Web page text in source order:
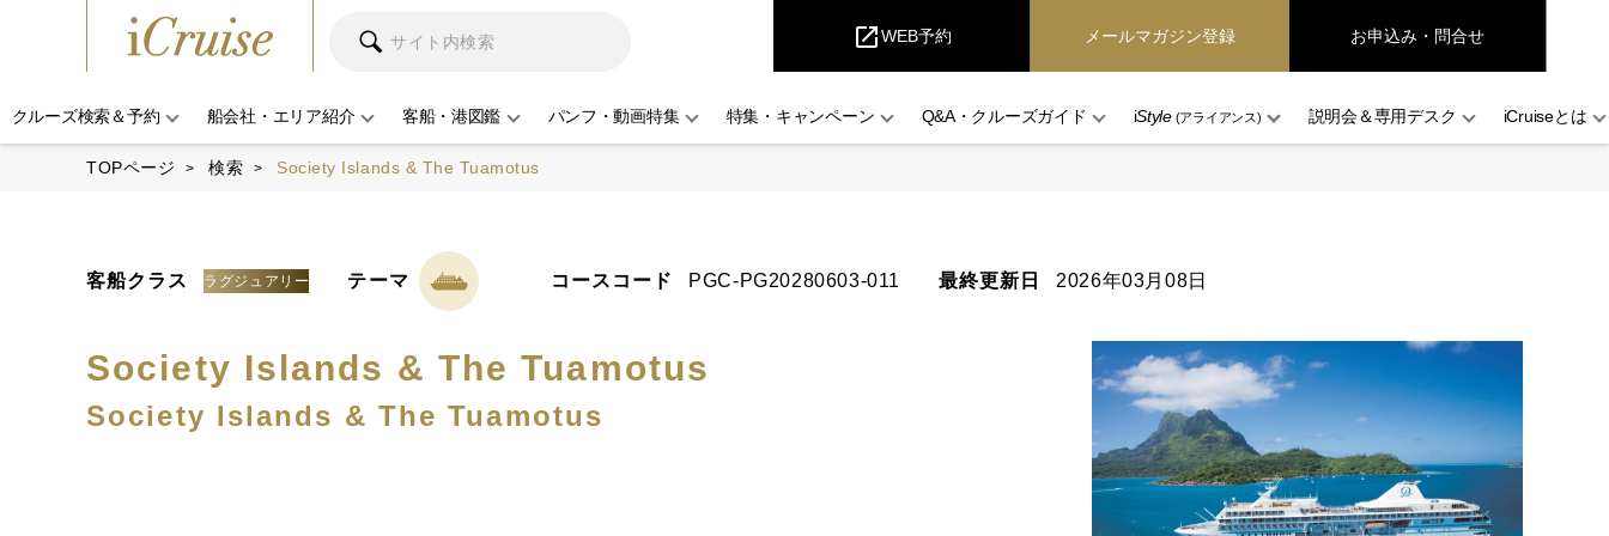
open_in_newWEB予約 メールマガジン登録 お申込み・問合せ
クルーズ検索＆予約 船会社・エリア紹介 客船・港図鑑 パンフ・動画特集 特集・キャンペーン Q&A・クルーズガイド iStyle(アライアンス) 説明会＆専用デスク iCruiseとは
TOPページ 検索 Society Islands & The Tuamotus
客船クラス ラグジュアリー テーマ コースコード PGC-PG20280603-011 最終更新日 2026年03月08日
Society Islands & The Tuamotus
Society Islands & The Tuamotus